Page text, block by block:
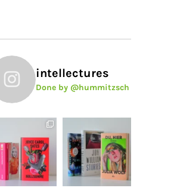
intellectures
Done by @hummitzsch